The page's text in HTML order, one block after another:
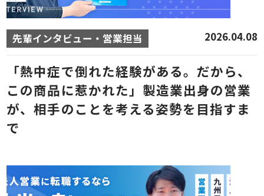
先輩インタビュー・営業担当 2026.04.08
「熱中症で倒れた経験がある。だから、
この商品に惹かれた」製造業出身の営業
が、相手のことを考える姿勢を目指すま
で